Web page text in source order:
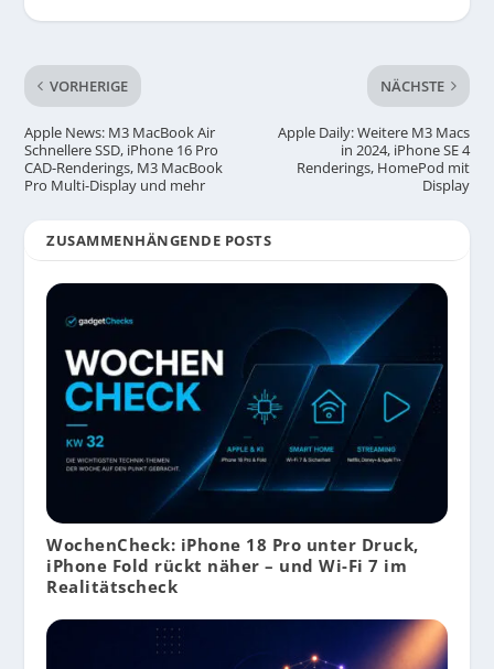
VORHERIGE
Apple News: M3 MacBook Air
Schnellere SSD, iPhone 16 Pro
CAD-Renderings, M3 MacBook
Pro Multi-Display und mehr
NÄCHSTE
Apple Daily: Weitere M3 Macs
in 2024, iPhone SE 4
Renderings, HomePod mit
Display
ZUSAMMENHÄNGENDE POSTS
WochenCheck: iPhone 18 Pro unter Druck,
iPhone Fold rückt näher – und Wi-Fi 7 im
Realitätscheck